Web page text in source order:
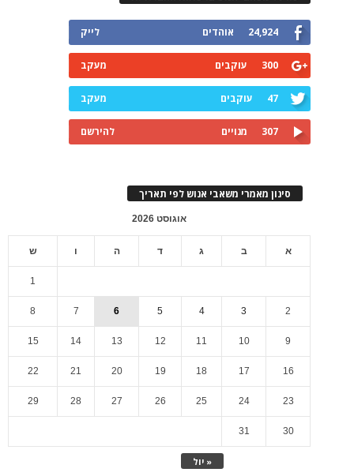
24,924 אוהדים לייק
300 עוקבים מעקב
47 עוקבים מעקב
307 מנויים להירשם
סינון מאמרי משאבי אנוש לפי תאריך
אוגוסט 2026
א ב ג ד ה ו ש
« יול
1
2
3
4
5
6
7
8
9
10
11
12
13
14
15
16
17
18
19
20
21
22
23
24
25
26
27
28
29
30
31